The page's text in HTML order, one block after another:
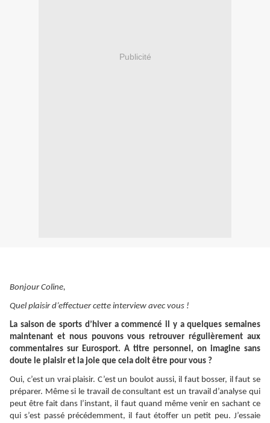
Publicité
Bonjour Coline,
Quel plaisir d’effectuer cette interview avec vous !
La saison de sports d’hiver a commencé il y a quelques semaines
maintenant et nous pouvons vous retrouver régulièrement aux
commentaires sur Eurosport. A titre personnel, on imagine sans
doute le plaisir et la joie que cela doit être pour vous ?
Oui, c’est un vrai plaisir. C’est un boulot aussi, il faut bosser, il faut se
préparer. Même si le travail de consultant est un travail d’analyse qui
peut être fait dans l’instant, il faut quand même venir en sachant ce
qui s’est passé précédemment, il faut étoffer un petit peu. J’essaie